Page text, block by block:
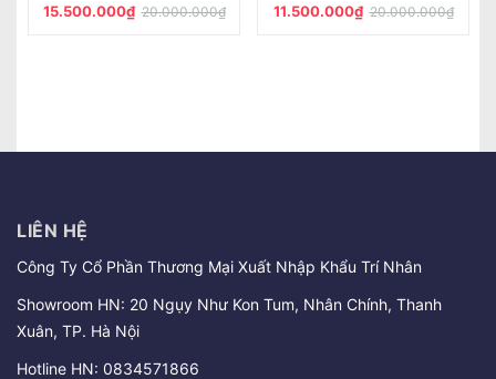
15.500.000₫20.000.000₫
11.500.000₫20.000.000₫
LIÊN HỆ
Công Ty Cổ Phần Thương Mại Xuất Nhập Khẩu Trí Nhân
Showroom HN: 20 Ngụy Như Kon Tum, Nhân Chính, Thanh
Xuân, TP. Hà Nội
Hotline HN: 0834571866